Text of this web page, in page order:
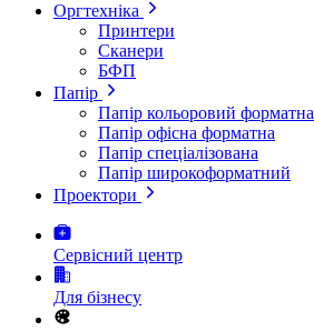
Оргтехніка
Принтери
Сканери
БФП
Папір
Папір кольоровий форматна
Папір офісна форматна
Папір спеціалізована
Папір широкоформатний
Проектори
Сервісний центр
Для бізнесу